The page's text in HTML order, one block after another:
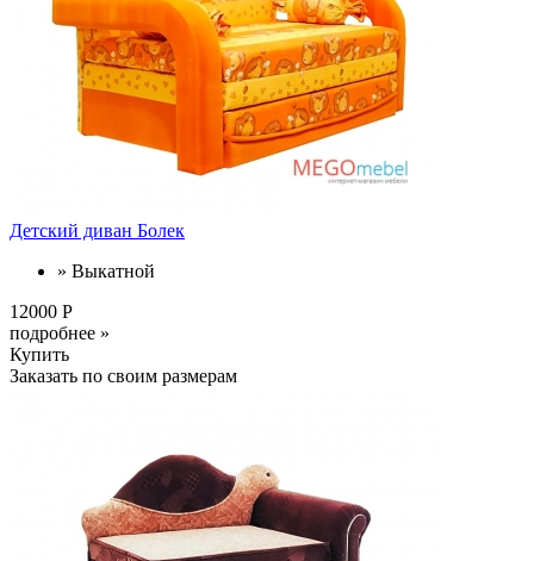
Детский диван Болек
» Выкатной
12000 Р
подробнее »
Купить
Заказать по своим размерам